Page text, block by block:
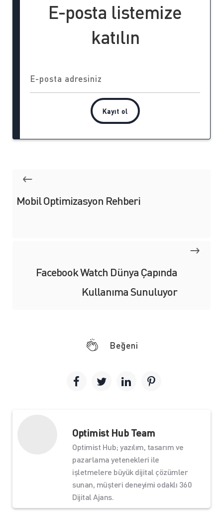
E-posta listemize
katılın
Mobil Optimizasyon Rehberi
Facebook Watch Dünya Çapında
Kullanıma Sunuluyor
Beğeni
Optimist Hub Team
Optimist Hub; yazılım, tasarım ve
pazarlama yetenekleri ile
işletmelere büyük dijital çözümler
sunan, müşteri deneyimi odaklı 360
Dijital Ajans.